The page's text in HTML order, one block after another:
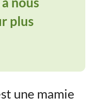
plus
une mamie